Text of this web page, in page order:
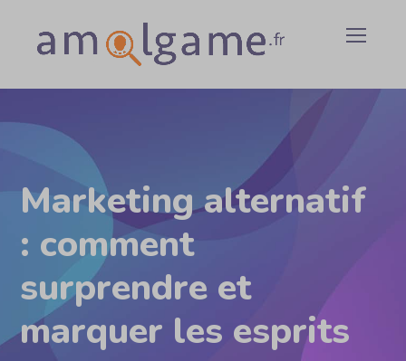
Marketing alternatif
: comment
surprendre et
marquer les esprits